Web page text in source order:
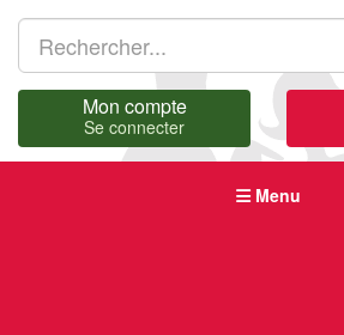
Mon compte
Se connecter
Menu